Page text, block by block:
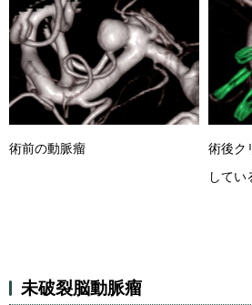
術前の動脈瘤
術後ク
してい
未破裂脳動脈瘤